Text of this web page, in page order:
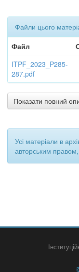
Файли цього
Файл
ITPF_2023_P285-
287.pdf
Показати повний
Усі матеріали в
авторським